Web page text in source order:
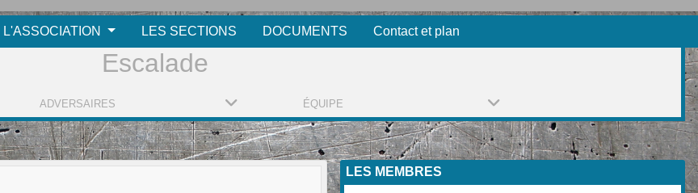
L'ASSOCIATION LES SECTIONS DOCUMENTS Contact et plan
Escalade
ADVERSAIRES ÉQUIPE
LES MEMBRES